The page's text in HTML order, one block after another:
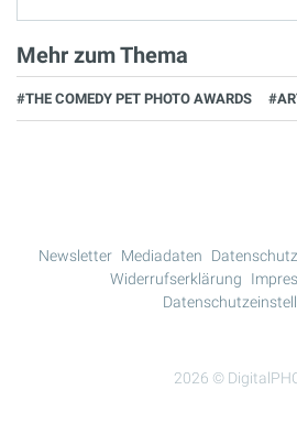
Mehr zum Thema
#THE COMEDY PET PHOTO AWARDS
2026 ©
Newsletter Mediadaten Datenschutz
Widerrufserklärung